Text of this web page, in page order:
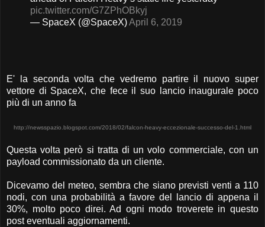
pic.twitter.com/G7ZPhOBkyj
— SpaceX (@SpaceX)April 6, 2019
E' la seconda volta che vedremo partire il nuovo super
vettore di SpaceX, che fece il suo lancio inaugurale poco
più di un anno fa
http://newsspazio.blogspot.com/2018/02/falcon-heavy-eccezionale-successo-del-1.html
Questa volta però si tratta di un volo commerciale, con un
payload commissionato da un cliente.
Dicevamo del meteo, sembra che siano previsti venti a 110
nodi, con una probabilità a favore del lancio di appena il
30%, molto poco direi. Ad ogni modo troverete in questo
post eventuali aggiornamenti.